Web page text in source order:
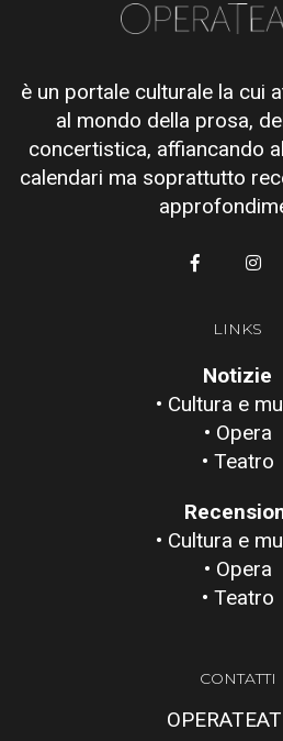
è un portale culturale la cui
al mondo della prosa,
concertistica, affiancando
calendari ma soprattutto
LINKS
Notizie
• Cultura e
• Opera
• Teatro
• Cultura e
• Opera
• Teatro
CONTATTI